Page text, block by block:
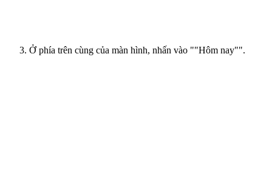
Ở phía trên cùng của màn hình, nhấn vào ""Hôm nay"".